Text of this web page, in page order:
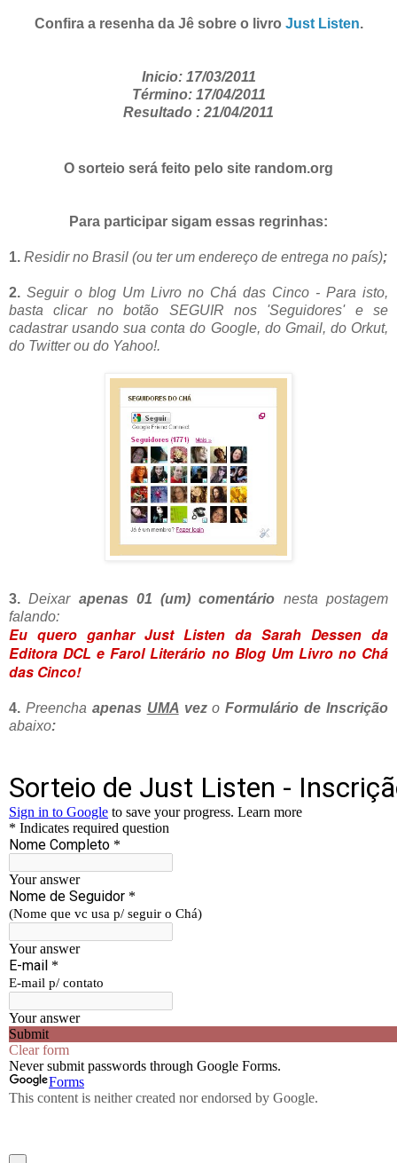
Confira a resenha da Jê sobre o livro Just Listen.
Inicio: 17/03/2011
Término: 17/04/2011
Resultado : 21/04/2011
O sorteio será feito pelo site random.org
Para participar sigam essas regrinhas:
1. Residir no Brasil (ou ter um endereço de entrega no país);
2. Seguir o blog Um Livro no Chá das Cinco - Para isto,
basta clicar no botão SEGUIR nos 'Seguidores' e se
cadastrar usando sua conta do Google, do Gmail, do Orkut,
do Twitter ou do Yahoo!.
3. Deixar apenas 01 (um) comentário nestapostagem
falando:
Eu quero ganhar Just Listen da Sarah Dessen da
Editora DCL e Farol Literário no Blog Um Livro no Chá
das Cinco!
4. Preencha apenas UMAvezo Formulário de Inscrição
abaixo: